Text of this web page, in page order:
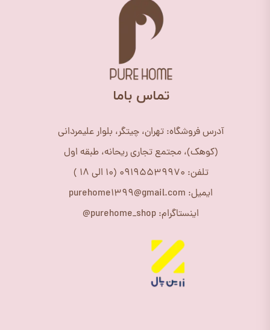
​تماس باما
آدرس فروشگاه: تهران، چیتگر، بلوار علیمردانی
(کوهک)، مجتمع تجاری ریحانه، طبقه اول
تلفن: 09195539970 (10 الی 18 )
ایمیل: purehome1399@gmail.com
اینستاگرام: purehome_shop@